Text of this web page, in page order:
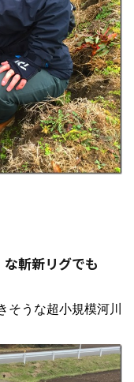
斬新リグでも
そうな超小規模河川